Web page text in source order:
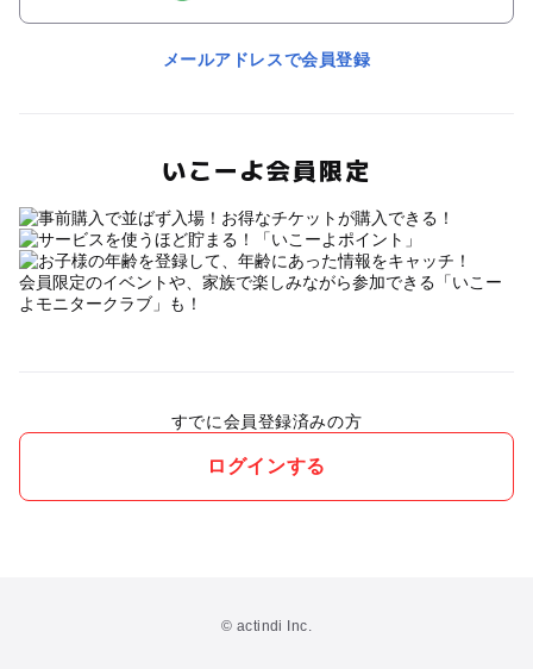
メールアドレスで会員登録
いこーよ会員限定
会員限定のイベントや、家族で楽しみながら参加できる「いこー
よモニタークラブ」も！
すでに会員登録済みの方
ログインする
© actindi Inc.